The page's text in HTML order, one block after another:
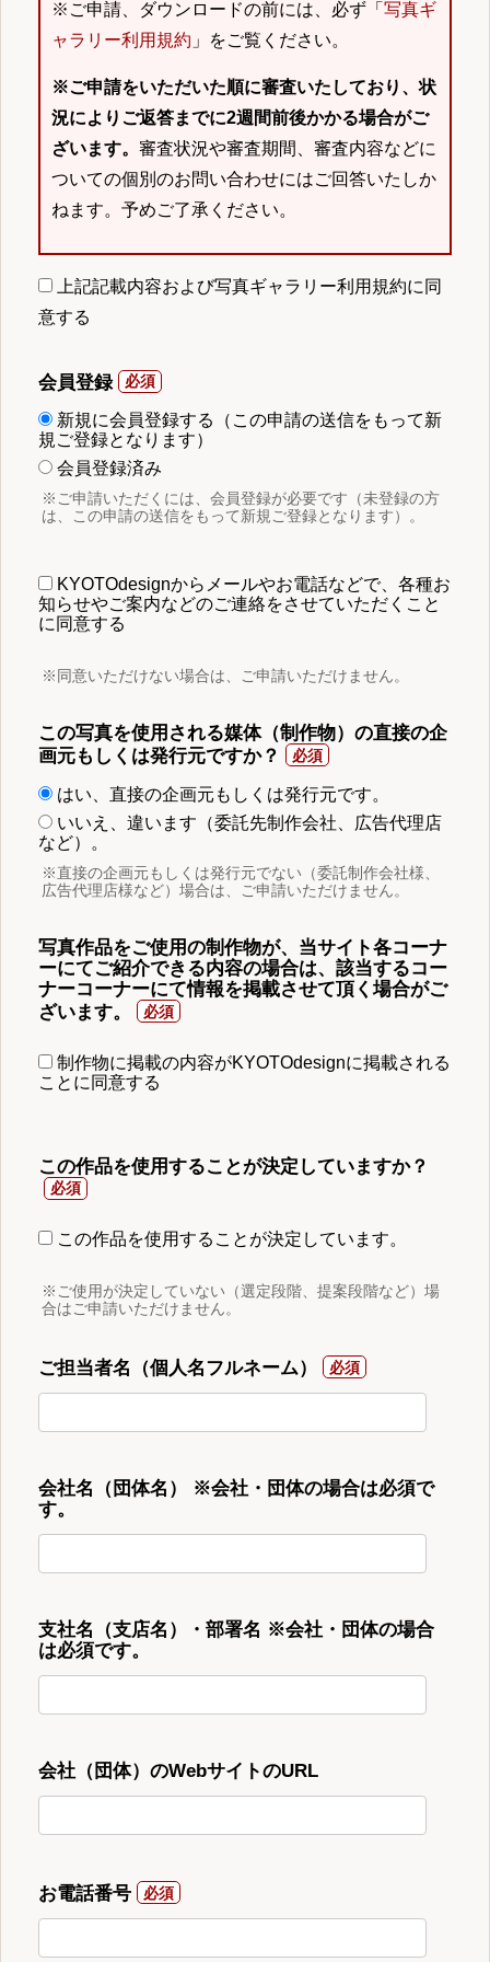
※ご申請、ダウンロードの前には、必ず「 写真ギ
ャラリー利用規約 」をご覧ください。
※ご申請をいただいた順に審査いたしており、状
況によりご返答までに2週間前後かかる場合がご
ざいます。 審査状況や審査期間、審査内容などに
ついての個別のお問い合わせにはご回答いたしか
ねます。予めご了承ください。
上記記載内容および写真ギャラリー利用規約に同
意する
会員登録
新規に会員登録する（この申請の送信をもって新
規ご登録となります）
会員登録済み
※ご申請いただくには、会員登録が必要です（未登録の方
は、この申請の送信をもって新規ご登録となります）。
KYOTOdesignからメールやお電話などで、各種お
知らせやご案内などのご連絡をさせていただくこと
に同意する
※同意いただけない場合は、ご申請いただけません。
この写真を使用される媒体（制作物）の直接の企
画元もしくは発行元ですか？
はい、直接の企画元もしくは発行元です。
いいえ、違います（委託先制作会社、広告代理店
など）。
※直接の企画元もしくは発行元でない（委託制作会社様、
広告代理店様など）場合は、ご申請いただけません。
写真作品をご使用の制作物が、当サイト各コーナ
ーにてご紹介できる内容の場合は、該当するコー
ナーコーナーにて情報を掲載させて頂く場合がご
ざいます。
制作物に掲載の内容がKYOTOdesignに掲載される
ことに同意する
この作品を使用することが決定していますか？
この作品を使用することが決定しています。
※ご使用が決定していない（選定段階、提案段階など）場
合はご申請いただけません。
ご担当者名（個人名フルネーム）
会社名（団体名） ※会社・団体の場合は必須で
す。
支社名（支店名）・部署名 ※会社・団体の場合
は必須です。
会社（団体）のWebサイトのURL
お電話番号